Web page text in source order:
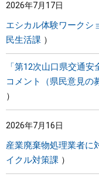
2026年7月17日
エシカル体験ワークシ
民生活課
「第12次山口県交通
コメント（県民意見の
2026年7月16日
産業廃棄物処理業者に
イクル対策課